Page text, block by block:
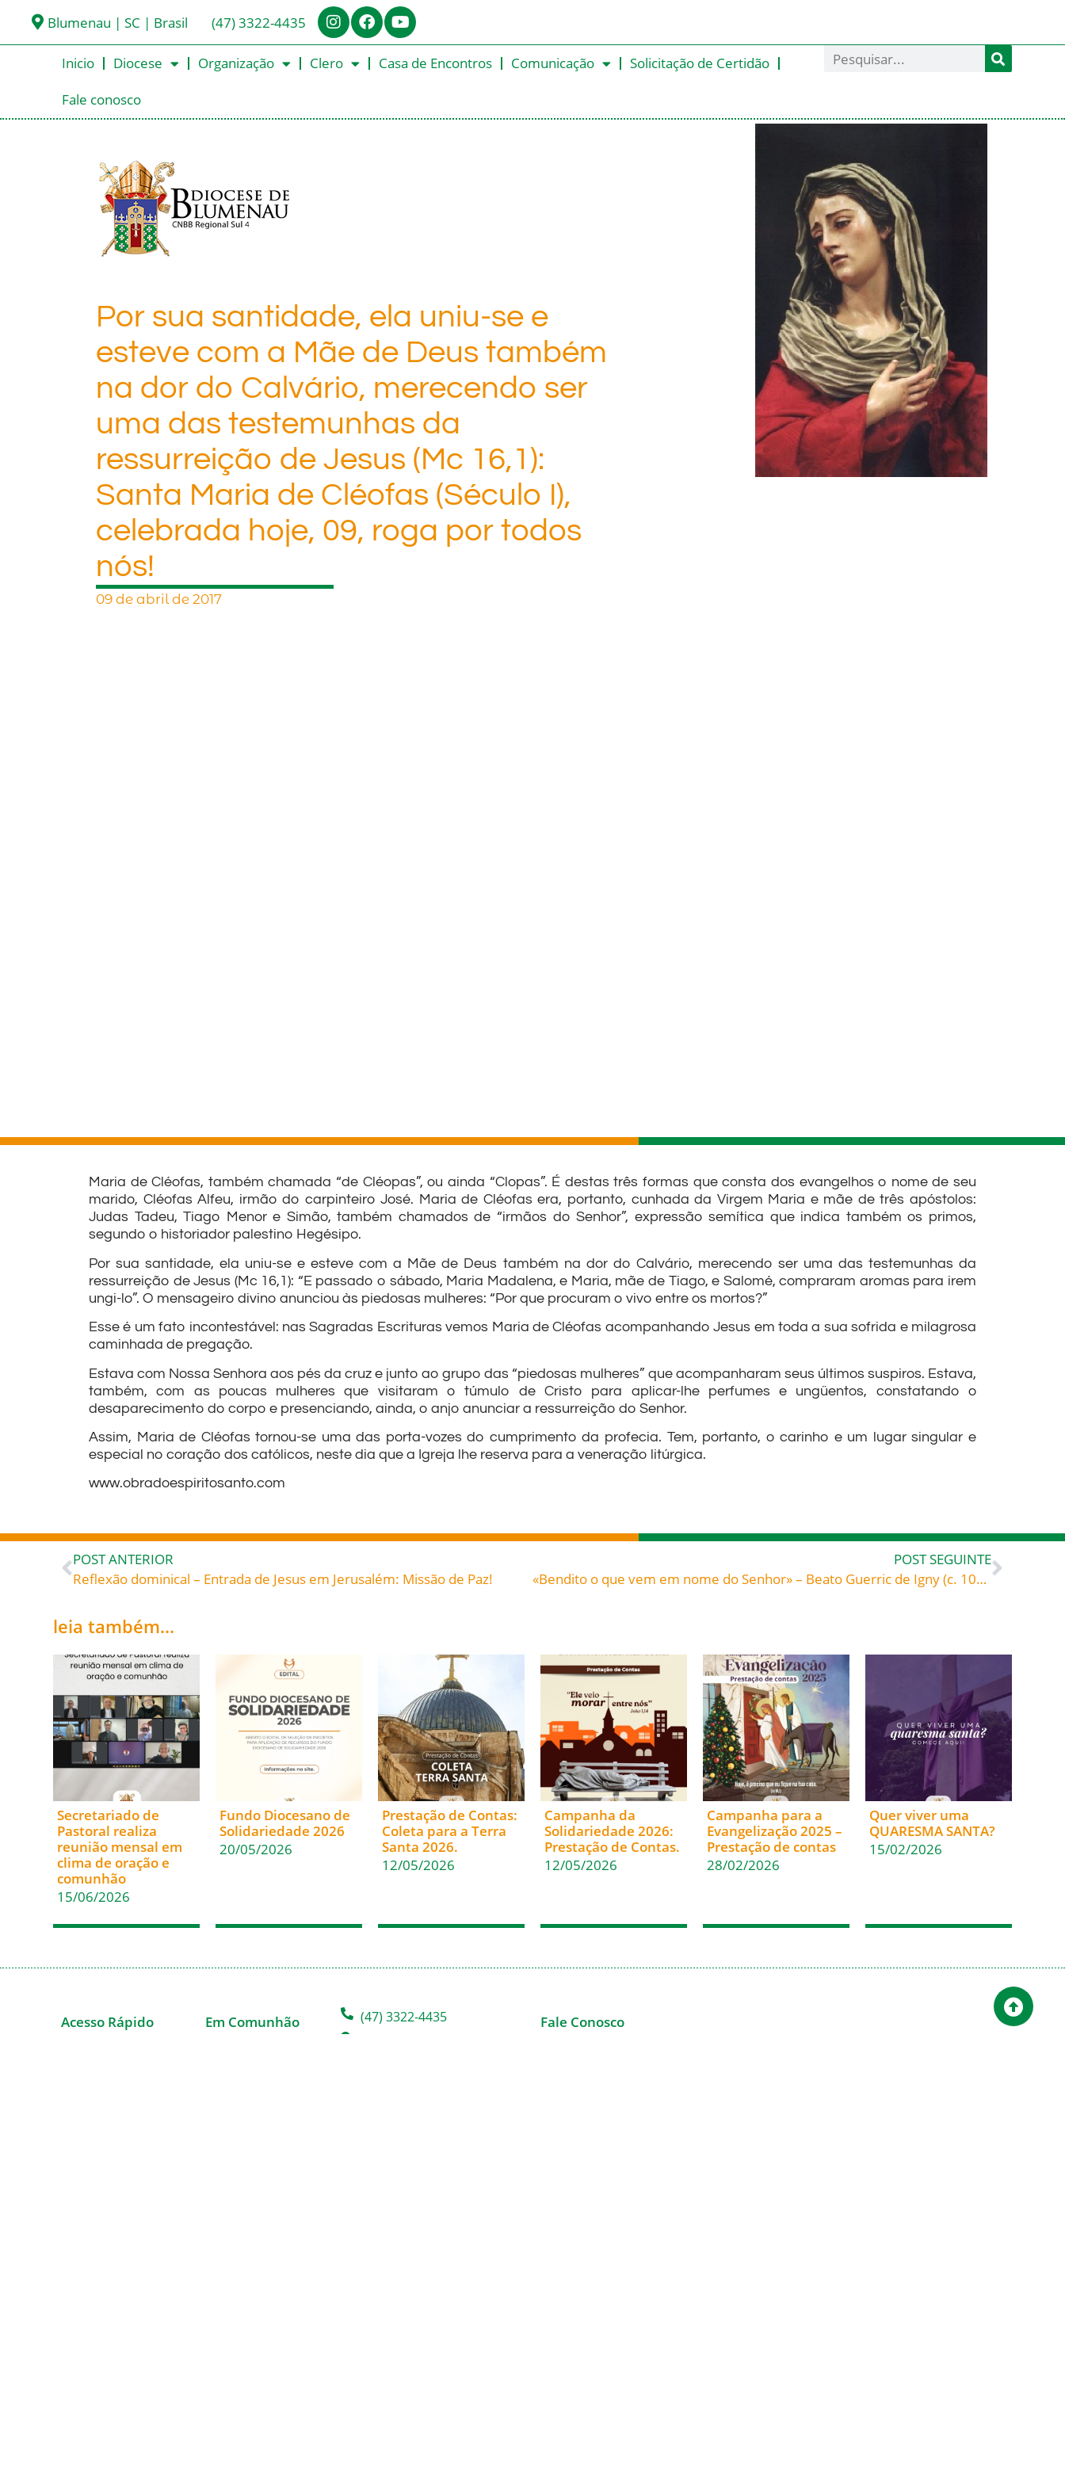
Blumenau | SC | Brasil (47) 3322-4435
Inicio Diocese Organização Clero Casa de Encontros Comunicação
Solicitação de Certidão
Fale conosco
Por sua santidade, ela uniu-se e
esteve com a Mãe de Deus também
na dor do Calvário, merecendo ser
uma das testemunhas da
ressurreição de Jesus (Mc 16,1):
Santa Maria de Cléofas (Século I),
celebrada hoje, 09, roga por todos
nós!
09 de abril de 2017
Maria de Cléofas, também chamada “de Cléopas”, ou ainda “Clopas”. É destas três formas que consta dos evangelhos o nome de seu
marido, Cléofas Alfeu, irmão do carpinteiro José. Maria de Cléofas era, portanto, cunhada da Virgem Maria e mãe de três apóstolos:
Judas Tadeu, Tiago Menor e Simão, também chamados de “irmãos do Senhor”, expressão semítica que indica também os primos,
segundo o historiador palestino Hegésipo.
Por sua santidade, ela uniu-se e esteve com a Mãe de Deus também na dor do Calvário, merecendo ser uma das testemunhas da
ressurreição de Jesus (Mc 16,1): “E passado o sábado, Maria Madalena, e Maria, mãe de Tiago, e Salomé, compraram aromas para irem
ungi-lo”. O mensageiro divino anunciou às piedosas mulheres: “Por que procuram o vivo entre os mortos?”
Esse é um fato incontestável: nas Sagradas Escrituras vemos Maria de Cléofas acompanhando Jesus em toda a sua sofrida e milagrosa
caminhada de pregação.
Estava com Nossa Senhora aos pés da cruz e junto ao grupo das “piedosas mulheres” que acompanharam seus últimos suspiros. Estava,
também, com as poucas mulheres que visitaram o túmulo de Cristo para aplicar-lhe perfumes e ungüentos, constatando o
desaparecimento do corpo e presenciando, ainda, o anjo anunciar a ressurreição do Senhor.
Assim, Maria de Cléofas tornou-se uma das porta-vozes do cumprimento da profecia. Tem, portanto, o carinho e um lugar singular e
especial no coração dos católicos, neste dia que a Igreja lhe reserva para a veneração litúrgica.
www.obradoespiritosanto.com
POST ANTERIOR
Reflexão dominical – Entrada de Jesus em Jerusalém: Missão de Paz!
POST SEGUINTE
«Bendito o que vem em nome do Senhor» – Beato Guerric de Igny (c. 1080-1157), abade cisterciense
leia também...
Secretariado de
Pastoral realiza
reunião mensal em
clima de oração e
comunhão
15/06/2026
Fundo Diocesano de
Solidariedade 2026
20/05/2026
Prestação de Contas:
Coleta para a Terra
Santa 2026.
12/05/2026
Campanha da
Solidariedade 2026:
Prestação de Contas.
12/05/2026
Campanha para a
Evangelização 2025 –
Prestação de contas
28/02/2026
Quer viver uma
QUARESMA SANTA?
15/02/2026
Acesso Rápido Em Comunhão
(47) 3322-4435
Fale Conosco